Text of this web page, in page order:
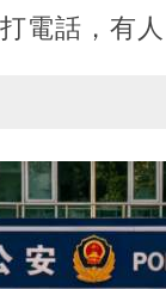
電話，有